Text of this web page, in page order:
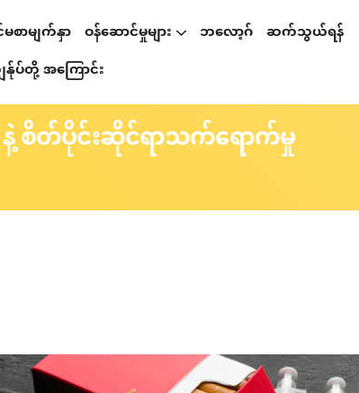
စာမျက်နှာ ဝန်ဆောင်မှုများ ဘလော့ဂ် ဆက်သွယ်ရန်
ပ်တို့ အကြောင်း
စိတ်ပိုင်းဆိုင်ရာသက်ရောက်မှု